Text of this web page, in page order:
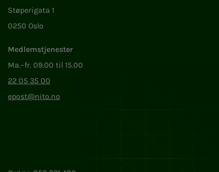
Støperigata 1
0250 Oslo
Medlemstjenester
Ma.–fr. 09.00 til 15.00
22 05 35 00
epost@nito.no